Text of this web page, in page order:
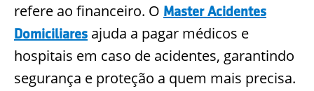
refere ao financeiro. O Master Acidentes
Domiciliares ajuda a pagar médicos e
hospitais em caso de acidentes, garantindo
segurança e proteção a quem mais precisa.